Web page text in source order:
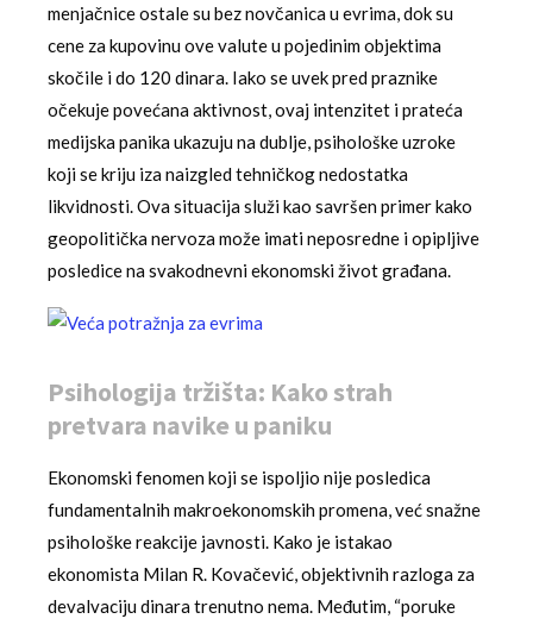
menjačnice ostale su bez novčanica u evrima, dok su
cene za kupovinu ove valute u pojedinim objektima
skočile i do 120 dinara. Iako se uvek pred praznike
očekuje povećana aktivnost, ovaj intenzitet i prateća
medijska panika ukazuju na dublje, psihološke uzroke
koji se kriju iza naizgled tehničkog nedostatka
likvidnosti. Ova situacija služi kao savršen primer kako
geopolitička nervoza može imati neposredne i opipljive
posledice na svakodnevni ekonomski život građana.
Psihologija tržišta: Kako strah
pretvara navike u paniku
Ekonomski fenomen koji se ispoljio nije posledica
fundamentalnih makroekonomskih promena, već snažne
psihološke reakcije javnosti. Kako je istakao
ekonomista Milan R. Kovačević, objektivnih razloga za
devalvaciju dinara trenutno nema. Međutim, “poruke